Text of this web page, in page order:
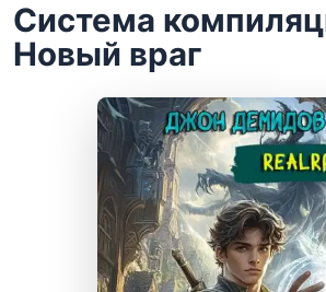
Система
Новый враг